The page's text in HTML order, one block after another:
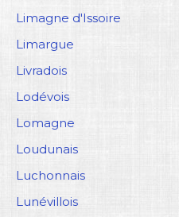
Limagne d'Issoire
Limargue
Livradois
Lodévois
Lomagne
Loudunais
Luchonnais
Lunévillois